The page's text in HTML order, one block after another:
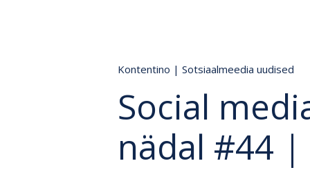
Kontentino | Sotsiaalmeedia uudised
Social
nädal #44